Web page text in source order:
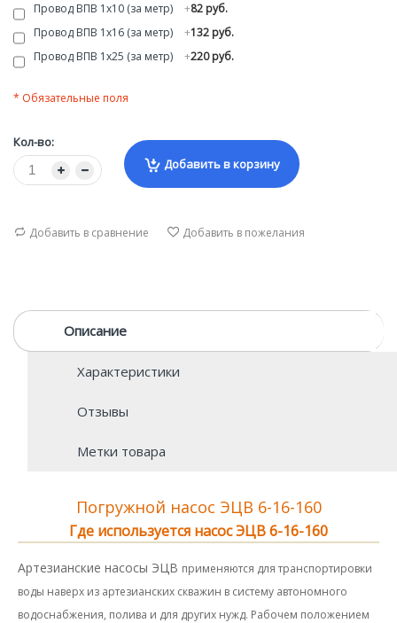
Провод ВПВ 1х10 (за метр)
+82 руб.
Провод ВПВ 1х16 (за метр)
+132 руб.
Провод ВПВ 1х25 (за метр)
+220 руб.
* Обязательные поля
Кол-во:
Добавить в корзину
Добавить в сравнение Добавить в пожелания
Описание
Характеристики
Отзывы
Метки товара
Погружной насос ЭЦВ 6-16-160
Где используется насос ЭЦВ 6-16-160
Артезианские насосы ЭЦВ применяются для транспортировки
воды наверх из артезианских скважин в систему автономного
водоснабжения, полива и для других нужд. Рабочем положением